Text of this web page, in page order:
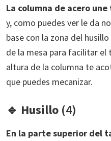
La columna de acero
y, como puedes ver le da
base con la zona del
de la mesa para facilitar
altura de la columna te
que puedes mecanizar.
🔹 Husillo (4)
En la parte superior del